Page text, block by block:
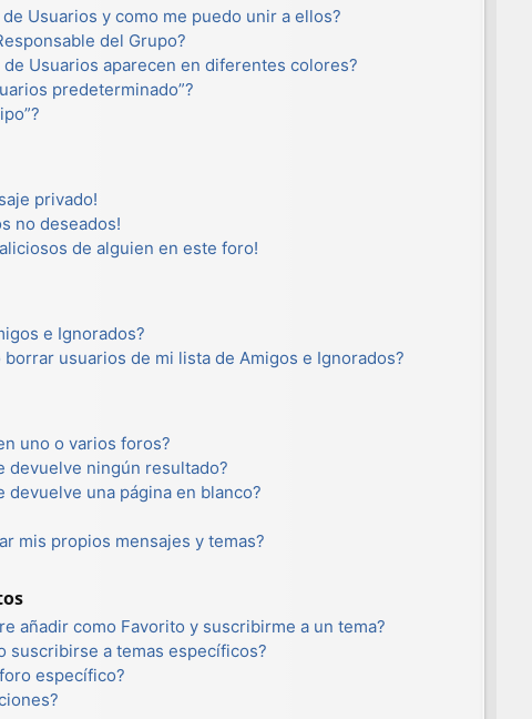
Usuarios y como me puedo unir a ellos?
del Grupo?
Usuarios aparecen en diferentes colores?
predeterminado”?
privado!
no deseados!
de alguien en este foro!
e Ignorados?
usuarios de mi lista de Amigos e Ignorados?
uno o varios foros?
devuelve ningún resultado?
devuelve una página en blanco?
mis propios mensajes y temas?
añadir como Favorito y suscribirme a un tema?
suscribirse a temas específicos?
específico?